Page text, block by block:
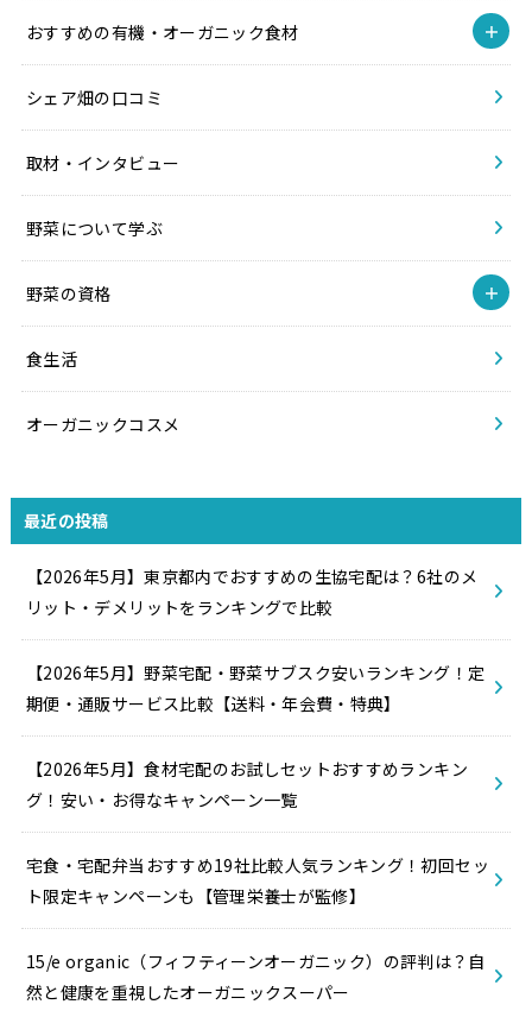
おすすめの有機・オーガニック食材
シェア畑の口コミ
取材・インタビュー
野菜について学ぶ
野菜の資格
食生活
オーガニックコスメ
最近の投稿
【2026年5月】東京都内でおすすめの生協宅配は？6社のメ
リット・デメリットをランキングで比較
【2026年5月】野菜宅配・野菜サブスク安いランキング！定
期便・通販サービス比較【送料・年会費・特典】
【2026年5月】食材宅配のお試しセットおすすめランキン
グ！安い・お得なキャンペーン一覧
宅食・宅配弁当おすすめ19社比較人気ランキング！初回セッ
ト限定キャンペーンも【管理栄養士が監修】
15/e organic（フィフティーンオーガニック）の評判は？自
然と健康を重視したオーガニックスーパー